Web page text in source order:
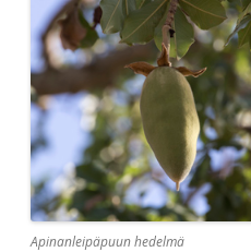
Apinanleipäpuun hedelmä